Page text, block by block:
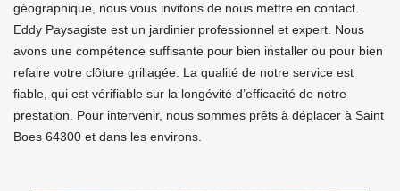
géographique, nous vous invitons de nous mettre en contact.
Eddy Paysagiste est un jardinier professionnel et expert. Nous
avons une compétence suffisante pour bien installer ou pour bien
refaire votre clôture grillagée. La qualité de notre service est
fiable, qui est vérifiable sur la longévité d’efficacité de notre
prestation. Pour intervenir, nous sommes prêts à déplacer à Saint
Boes 64300 et dans les environs.